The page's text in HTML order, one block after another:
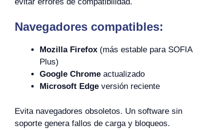
Navegadores compatibles:
Mozilla Firefox (más estable para SOFIA
Plus)
Google Chrome actualizado
Microsoft Edge versión reciente
Evita navegadores obsoletos. Un software sin
soporte genera fallos de carga y bloqueos.